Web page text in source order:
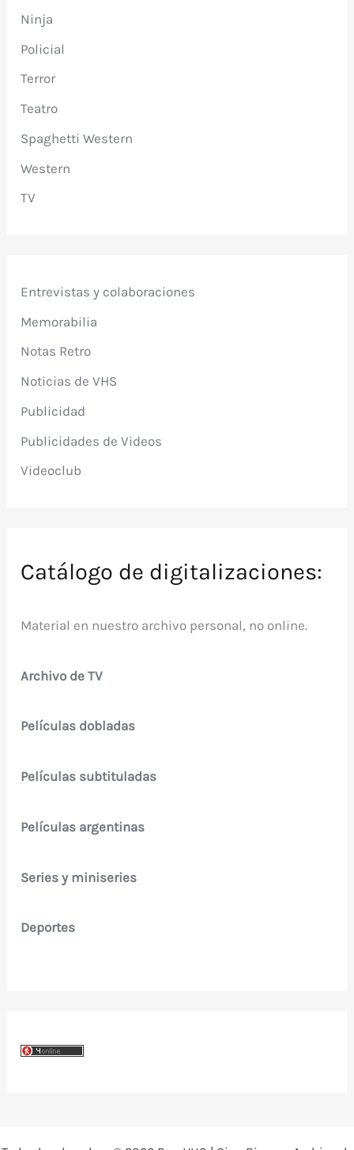
Ninja
Policial
Terror
Teatro
Spaghetti Western
Western
TV
Entrevistas y colaboraciones
Memorabilia
Notas Retro
Noticias de VHS
Publicidad
Publicidades de Videos
Videoclub
Catálogo de digitalizaciones:
Material en nuestro archivo personal, no online.
Archivo de TV
Películas dobladas
Películas subtituladas
Películas argentinas
Series y miniseries
Deportes